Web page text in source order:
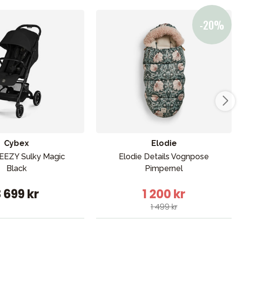
Cybex
Sulky Magic
Black
699 kr
Elodie
Elodie Details Vognpose
Pimpernel
1 200 kr
1 499 kr